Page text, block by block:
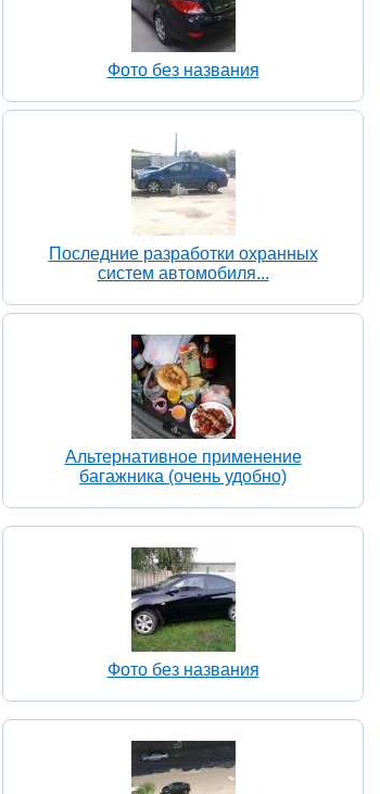
Фото без названия
Последние разработки охранных
систем автомобиля...
Альтернативное применение
багажника (очень удобно)
Фото без названия